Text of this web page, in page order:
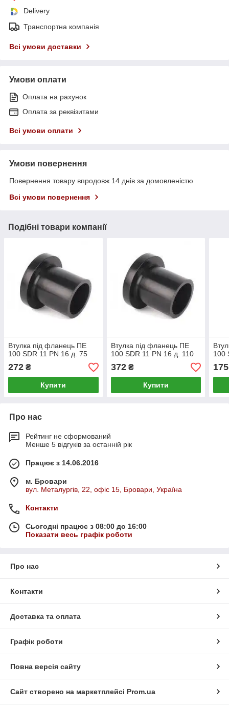
Delivery
Транспортна компанія
Всі умови доставки
Умови оплати
Оплата на рахунок
Оплата за реквізитами
Всі умови оплати
Умови повернення
Повернення товару впродовж 14 днів за домовленістю
Всі умови повернення
Подібні товари компанії
Втулка під фланець ПЕ
100 SDR 11 PN 16 д. 75
272 ₴
Купити
Втулка під фланець ПЕ
100 SDR 11 PN 16 д. 110
372₴
Купити
100
175
Про нас
Рейтинг не сформований
Менше 5 відгуків за останній рік
Працює з 14.06.2016
м. Бровари
вул. Металургів, 22, офіс 15, Бровари, Україна
Контакти
Сьогодні працює з 08:00 до 16:00
Показати весь графік роботи
Про нас
Контакти
Доставка та оплата
Графік роботи
Повна версія сайту
Сайт створено на маркетплейсі Prom.ua